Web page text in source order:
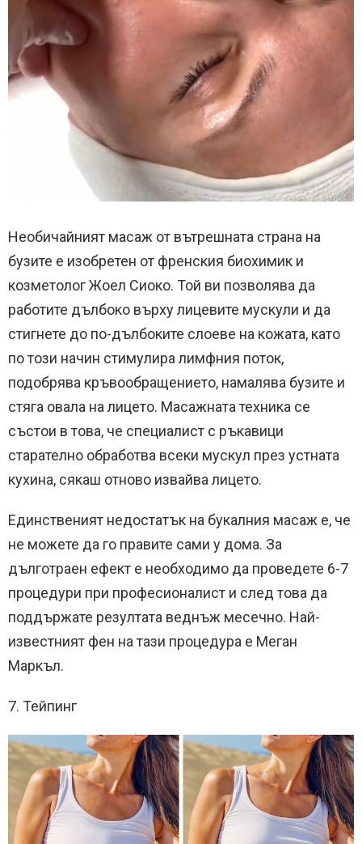
Необичайният масаж от вътрешната страна на
бузите е изобретен от френския биохимик и
козметолог Жоел Сиоко. Той ви позволява да
работите дълбоко върху лицевите мускули и да
стигнете до по-дълбоките слоеве на кожата, като
по този начин стимулира лимфния поток,
подобрява кръвообращението, намалява бузите и
стяга овала на лицето. Масажната техника се
състои в това, че специалист с ръкавици
старателно обработва всеки мускул през устната
кухина, сякаш отново извайва лицето.
Единственият недостатък на букалния масаж е, че
не можете да го правите сами у дома. За
дълготраен ефект е необходимо да проведете 6-7
процедури при професионалист и след това да
поддържате резултата веднъж месечно. Най-
известният фен на тази процедура е Меган
Маркъл.
7. Тейпинг